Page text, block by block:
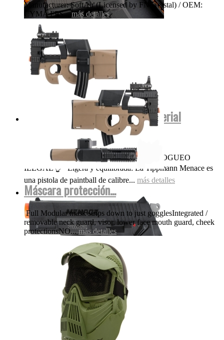
Menace Tippmann co2 .50 (Material
polímero No...
OJO NADA DE POLVORA FUEGO FOGUEO
ILEGAL👌 Ligera y equilibrada: La Tippmann Menace es
una pistola de paintball de calibre... más detalles
Manufacturer: SoftAir (Licensed by FN Herstal) / OEM:
CYMA FPS...más detalles
Máscara protección...
Full Modular mask strips down to just gogglesIntegrated /
removable neck guard, visor, lower face mouth guard, cheek
protectionsNO...más detalles